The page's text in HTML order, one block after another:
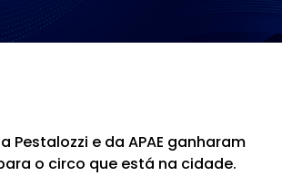
Pestalozzi e da APAE ganharam
o circo que está na cidade.